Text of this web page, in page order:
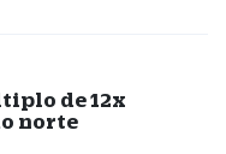
de 12x
norte